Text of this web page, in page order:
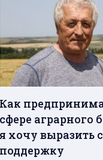
Как
сфере аграрного
я хочу выразить
поддержку